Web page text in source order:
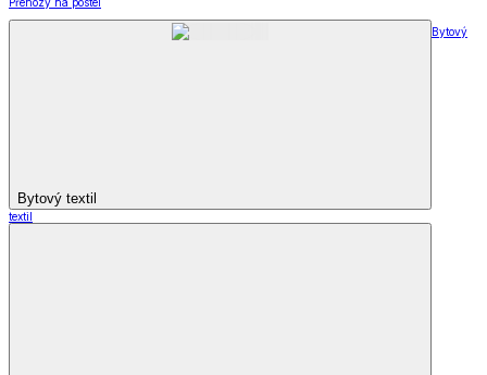
Bytový textil
Bytový
textil